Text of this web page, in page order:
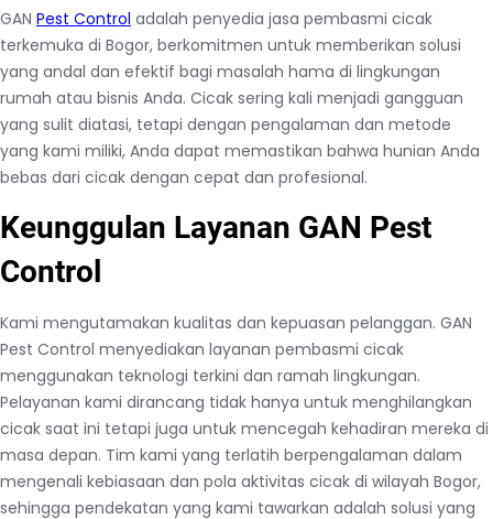
GAN Pest Control adalah penyedia jasa pembasmi cicak
terkemuka di Bogor, berkomitmen untuk memberikan solusi
yang andal dan efektif bagi masalah hama di lingkungan
rumah atau bisnis Anda. Cicak sering kali menjadi gangguan
yang sulit diatasi, tetapi dengan pengalaman dan metode
yang kami miliki, Anda dapat memastikan bahwa hunian Anda
bebas dari cicak dengan cepat dan profesional.
Keunggulan Layanan GAN Pest
Control
Kami mengutamakan kualitas dan kepuasan pelanggan. GAN
Pest Control menyediakan layanan pembasmi cicak
menggunakan teknologi terkini dan ramah lingkungan.
Pelayanan kami dirancang tidak hanya untuk menghilangkan
cicak saat ini tetapi juga untuk mencegah kehadiran mereka di
masa depan. Tim kami yang terlatih berpengalaman dalam
mengenali kebiasaan dan pola aktivitas cicak di wilayah Bogor,
sehingga pendekatan yang kami tawarkan adalah solusi yang